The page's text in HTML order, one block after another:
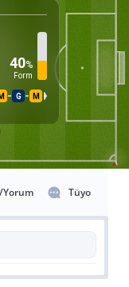
40%
Form
M G M
Yorum Tüyo